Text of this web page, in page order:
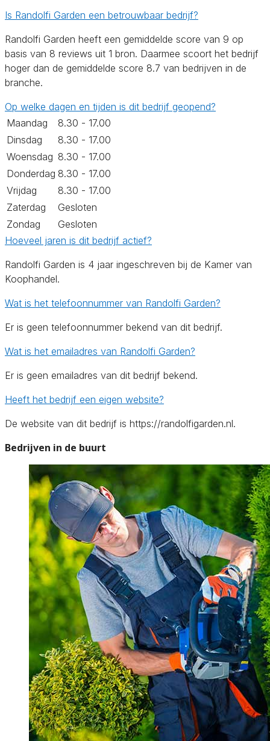
Is Randolfi Garden een betrouwbaar bedrijf?
Randolfi Garden heeft een gemiddelde score van 9 op
basis van 8 reviews uit 1 bron. Daarmee scoort het bedrijf
hoger dan de gemiddelde score 8.7 van bedrijven in de
branche.
Op welke dagen en tijden is dit bedrijf geopend?
Maandag
8.30 - 17.00
Dinsdag
8.30 - 17.00
Woensdag 8.30 - 17.00
Donderdag 8.30 - 17.00
Vrijdag
8.30 - 17.00
Zaterdag
Gesloten
Zondag
Gesloten
Hoeveel jaren is dit bedrijf actief?
Randolfi Garden is 4 jaar ingeschreven bij de Kamer van
Koophandel.
Wat is het telefoonnummer van Randolfi Garden?
Er is geen telefoonnummer bekend van dit bedrijf.
Wat is het emailadres van Randolfi Garden?
Er is geen emailadres van dit bedrijf bekend.
Heeft het bedrijf een eigen website?
De website van dit bedrijf is https://randolfigarden.nl.
Bedrijven in de buurt